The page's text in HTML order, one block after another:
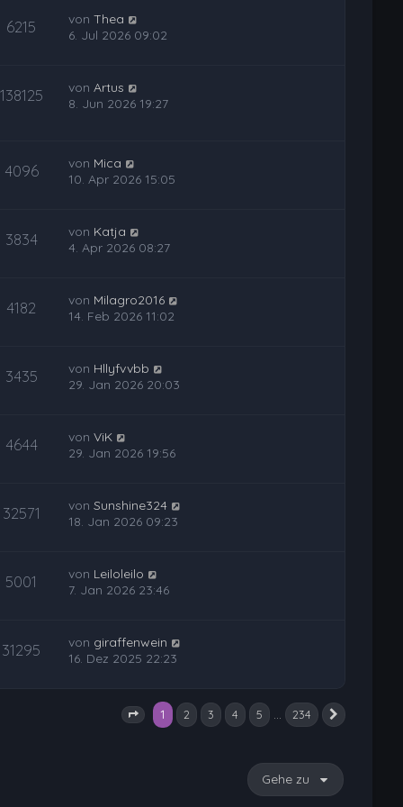
6215 vonThea
6. Jul 2026 09:02
138125 vonArtus
8. Jun 2026 19:27
4096 von Mica
10. Apr 2026 15:05
3834 von Katja
4. Apr 2026 08:27
4182 von Milagro2016
14. Feb 2026 11:02
3435 von Hllyfvvbb
29. Jan 2026 20:03
4644 vonViK
29. Jan 2026 19:56
32571 vonSunshine324
18. Jan 2026 09:23
5001 von Leiloleilo
7. Jan 2026 23:46
31295 von giraffenwein
16. Dez 2025 22:23
Seite 1 von 234
1 2 3 4 5 … 234
Gehe zu